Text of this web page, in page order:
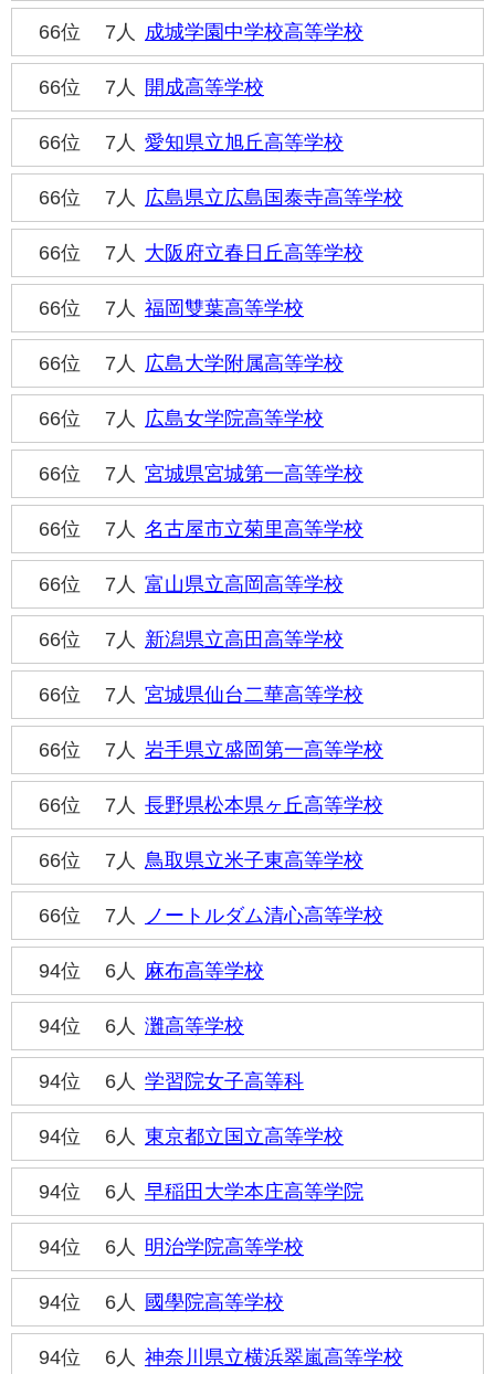
66位 7人 成城学園中学校高等学校
66位 7人 開成高等学校
66位 7人 愛知県立旭丘高等学校
66位 7人 広島県立広島国泰寺高等学校
66位 7人 大阪府立春日丘高等学校
66位 7人 福岡雙葉高等学校
66位 7人 広島大学附属高等学校
66位 7人 広島女学院高等学校
66位 7人 宮城県宮城第一高等学校
66位 7人 名古屋市立菊里高等学校
66位 7人 富山県立高岡高等学校
66位 7人 新潟県立高田高等学校
66位 7人 宮城県仙台二華高等学校
66位 7人 岩手県立盛岡第一高等学校
66位 7人 長野県松本県ヶ丘高等学校
66位 7人 鳥取県立米子東高等学校
66位 7人 ノートルダム清心高等学校
94位 6人 麻布高等学校
94位 6人 灘高等学校
94位 6人 学習院女子高等科
94位 6人 東京都立国立高等学校
94位 6人 早稲田大学本庄高等学院
94位 6人 明治学院高等学校
94位 6人 國學院高等学校
94位 6人 神奈川県立横浜翠嵐高等学校